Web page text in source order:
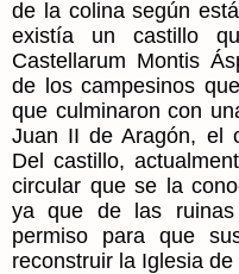
de la colina según
existía un castillo
Castellarum Montis
de los campesinos
que culminaron con
Juan II de Aragón, el
Del castillo,
circular que se la
ya que de las
permiso para que
reconstruir la Iglesia